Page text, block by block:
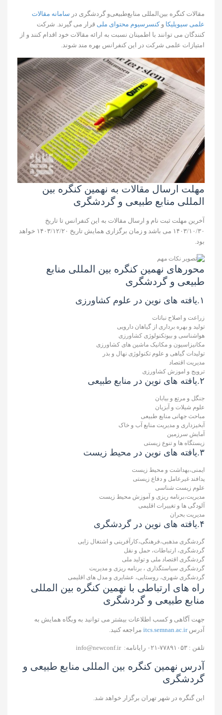
مقالات کنگره بین‌المللی منابع‌طبیعی‌و گردشگری در سامانه مقالات
علمی سیویلیکا وکنسرسیوم محتوای ملی قرار می گیرند. شرکت
کنندگان می توانند با اطمینان نسبت به ارائه مقالات خود اقدام کنند و از
امتیازات علمی شرکت در این کنفرانس بهره مند شوند.
مهلت ارسال مقالات به نهمین کنگره بین‌
المللی منابع‌ طبیعی و گردشگری
آخرین مهلت ثبت نام و ارسال مقالات به این کنفرانس تا تاریخ
۱۴۰۳/۱۰/۳۰ می باشد و زمان برگزاری همایش تاریخ ۱۴۰۳/۱۲/۲۰ خواهد
بود.
محورهای نهمین کنگره بین‌ المللی منابع‌
طبیعی و گردشگری
۱.یافته های نوین در علوم کشاورزی
زراعت و اصلاح نباتات
تولید و بهره برداری از گیاهان دارویی
هواشناسی و بیوتکنولوژی کشاورزی
مکانیزاسیون و مکانیک ماشین های کشاورزی
تولیدات گیاهی و علوم تکنولوژی نهال و بذر
مدیریت اقتصاد
ترویج و اموزش کشاورزی
۲.یافته های نوین در منابع طبیعی
جنگل و مرتع و بیابان
علوم شیلات و آبزیان
مباحث جهانی منابع طبیعی
آبخیزداری و مدیریت منابع آب و خاک
آمایش سرزمین
زیستگاه ها و تنوع زیستی
۳.یافته های نوین در محیط زیست
ایمنی،بهداشت و محیط زیست
پدافند غیرعامل و دفاع زیستی
علوم زیست شناسی
مدیریت،برنامه ریزی و آموزش محیط زیست
آلودگی ها و تغییرات اقلیمی
مدیریت بحران
۴.یافته های نوین در گردشگری
گردشگری مذهبی،فرهنگی،کارآفرینی و اشتغال زایی
گردشگری، ارتباطات، حمل و نقل
گردشگری اقتصاد ملی و تولید ملی
گردشگری سیاستگذاری ، برنامه ریزی و مدیریت
گردشگری شهری، روستایی، عشایری و مدل های اقلیمی
راه های ارتباطی با نهمین کنگره بین‌ المللی
منابع‌ طبیعی و گردشگری
جهت آگاهی و کسب اطلاعات بیشتر می توانید به وبگاه همایش به
آدرسitcs.semnan.ac.ir مراجعه کنید.
تلفن : ۷۷۸۹۱۰۵۳-۰۲۱ رایانامه: info@newconf.ir
آدرس نهمین کنگره بین‌ المللی منابع‌ طبیعی و
گردشگری
این گنگره در شهر تهران برگزار خواهد شد.